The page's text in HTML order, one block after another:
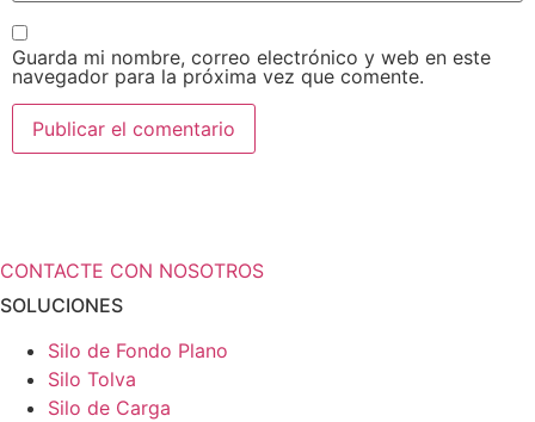
Guarda mi nombre, correo electrónico y web en este
navegador para la próxima vez que comente.
CONTACTE CON NOSOTROS
SOLUCIONES
Silo de Fondo Plano
Silo Tolva
Silo de Carga